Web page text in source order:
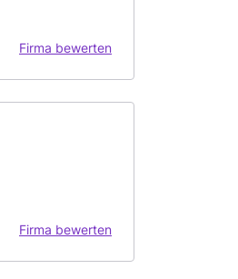
Firma bewerten
Firma bewerten